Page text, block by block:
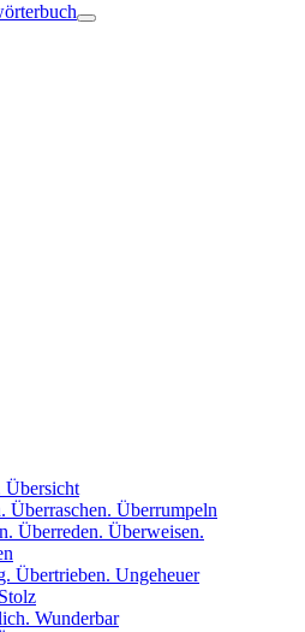
Überraschen. Überrumpeln
Überreden. Überweisen.
Übertrieben. Ungeheuer
Wunderbar